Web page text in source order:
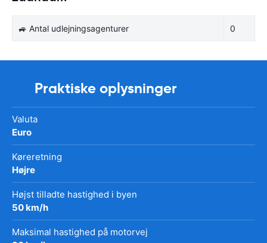
🚙 Antal udlejningsagenturer 0
Praktiske oplysninger
Valuta
Euro
Køreretning
Højre
Højst tilladte hastighed i byen
50 km/h
Maksimal hastighed på motorvej